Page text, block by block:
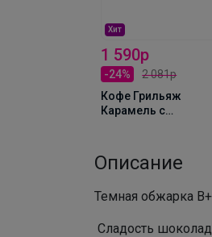
Хит
1 590р
-24%
2 081р
Кофе Грильяж
Карамель с
Описание
Темная обжарка В+
Сладость